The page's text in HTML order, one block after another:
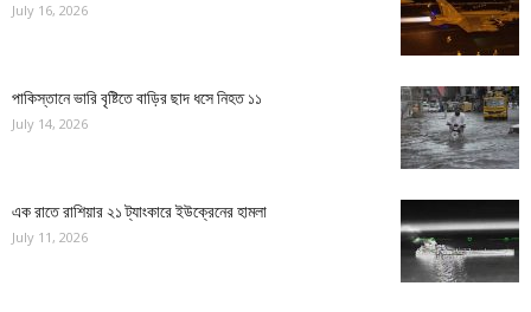
July 16, 2026
পাকিস্তানে ভারি বৃষ্টিতে বাড়ির ছাদ ধসে নিহত ১১
July 14, 2026
এক রাতে রাশিয়ার ২১ ট্যাংকারে ইউক্রেনের হামলা
July 11, 2026